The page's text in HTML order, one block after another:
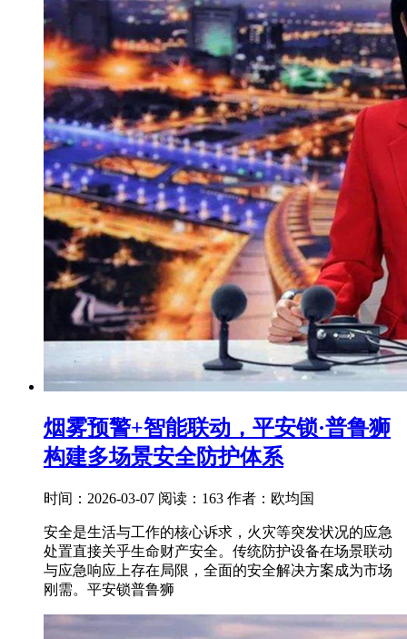
烟雾预警+智能联动，平安锁·普鲁狮
构建多场景安全防护体系
时间：2026-03-07 阅读：163 作者：欧均国
安全是生活与工作的核心诉求，火灾等突发状况的应急
处置直接关乎生命财产安全。传统防护设备在场景联动
与应急响应上存在局限，全面的安全解决方案成为市场
刚需。平安锁普鲁狮